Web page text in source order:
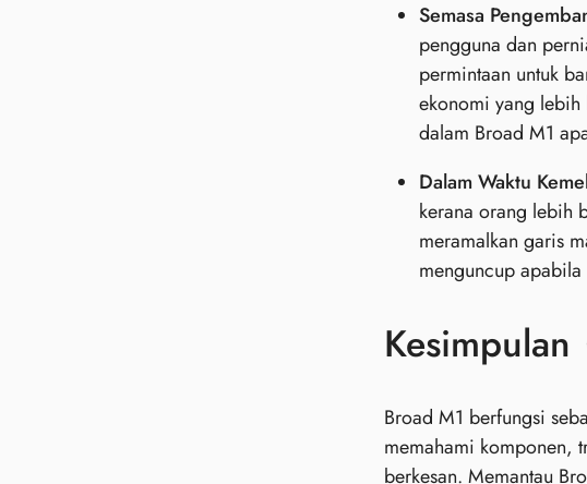
Semasa
pengguna dan
permintaan untuk
ekonomi yang lebih
dalam Broad M1
Dalam Waktu
kerana orang lebih
meramalkan garis
menguncup
Kesimpulan
Broad M1 berfungsi
memahami komponen,
berkesan. Memantau